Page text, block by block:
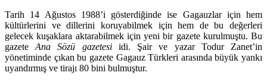
Tarih 14 Ağustos 1988’i gösterdiğinde ise Gagauzlar için hem
kültürlerini ve dillerini koruyabilmek için hem de bu değerleri
gelecek kuşaklara aktarabilmek için yeni bir gazete kurulmuştu. Bu
gazeteAna Sözü gazetesiidi. Şair ve yazar Todur Zanet’in
yönetiminde çıkan bu gazete Gagauz Türkleri arasında büyük yankı
uyandırmış ve tirajı 80 bini bulmuştur.